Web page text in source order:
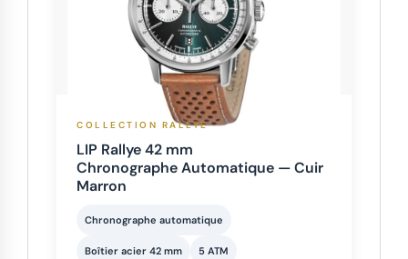
COLLECTION RALLYE
LIP Rallye 42 mm
Chronographe Automatique — Cuir
Marron
Chronographe automatique
Boîtier acier 42 mm 5 ATM